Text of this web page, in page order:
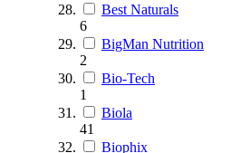
Best Naturals
6
BigMan Nutrition
2
Bio-Tech
1
Biola
41
Biophix